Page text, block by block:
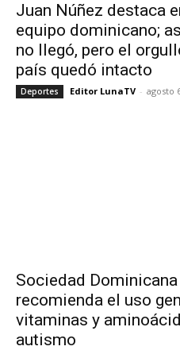
Juan Núñez destaca
equipo dominicano;
no llegó, pero el
país quedó intacto
Deportes Editor LunaTV - agosto
Sociedad
recomienda el uso
vitaminas y
autismo